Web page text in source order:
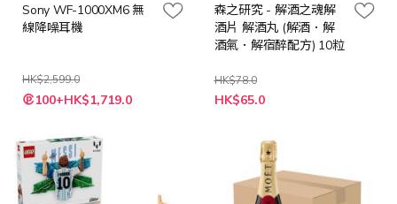
Sony WF-1000XM6 無
線降噪耳機
HK$2,599.0
100+HK$1,719.0
森之研究 - 解酒之魂解
酒片 解酒丸 (解酒．解
酒氣．解宿醉配方) 10粒
HK$78.0
特
殊
HK$65.0